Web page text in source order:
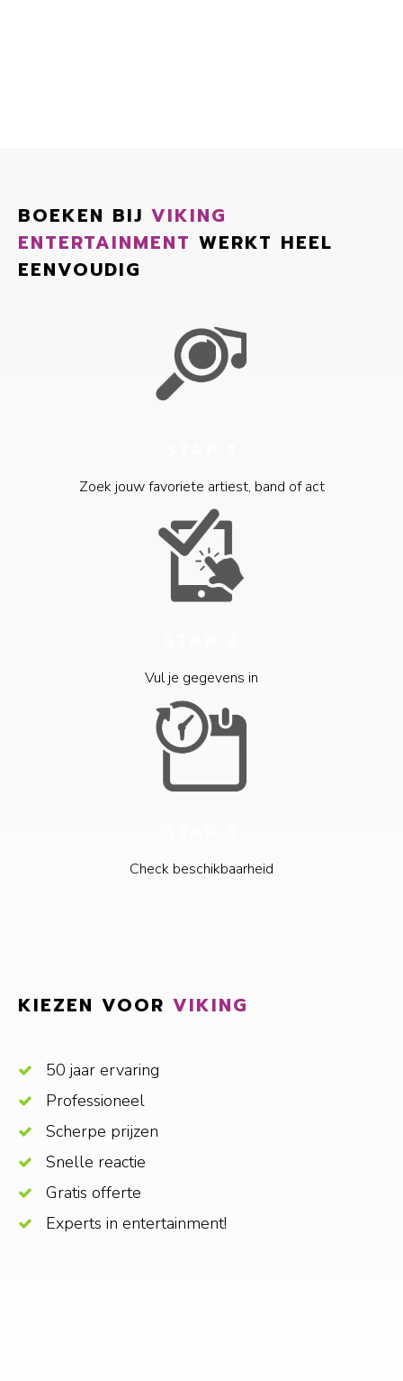
BOEKEN BIJ VIKING
ENTERTAINMENT WERKT HEEL
EENVOUDIG
Zoek jouw favoriete artiest, band of act
Vul je gegevens in
Check beschikbaarheid
KIEZEN VOOR VIKING
50 jaar ervaring
Professioneel
Scherpe prijzen
Snelle reactie
Gratis offerte
Experts in entertainment!